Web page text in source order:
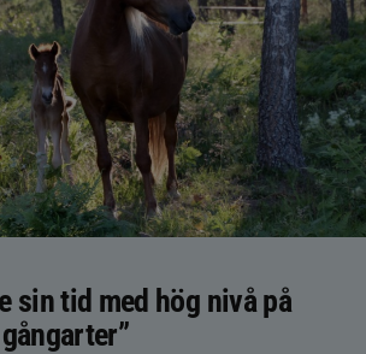
sin tid med hög nivå på